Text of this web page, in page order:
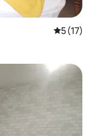
5 (17)